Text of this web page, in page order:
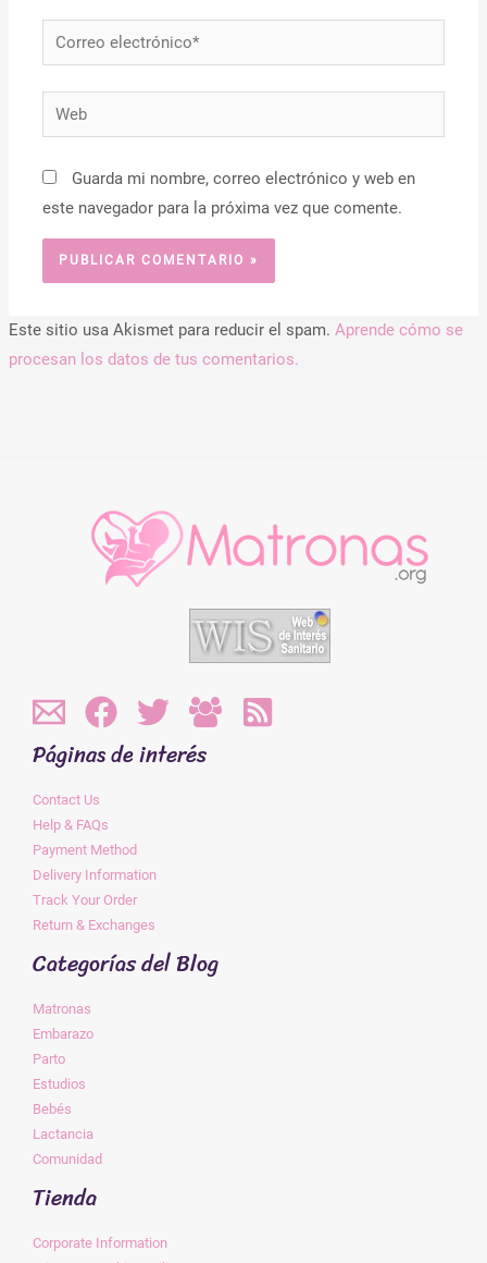
Correo
electrónico*
Web
Guarda mi nombre, correo electrónico y web en
este navegador para la próxima vez que comente.
Este sitio usa Akismet para reducir el spam. Aprende cómo se
procesan los datos de tus comentarios.
Páginas de interés
Contact Us
Help & FAQs
Payment Method
Delivery Information
Track Your Order
Return & Exchanges
Categorías del Blog
Matronas
Embarazo
Parto
Estudios
Bebés
Lactancia
Comunidad
Tienda
Corporate Information